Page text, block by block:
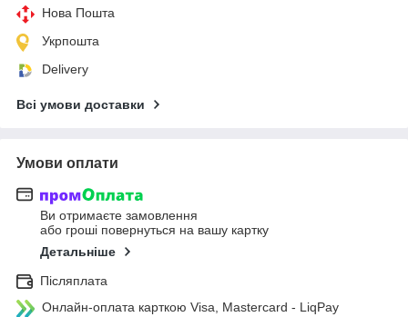
Нова Пошта
Укрпошта
Delivery
Всі умови доставки
Умови оплати
Ви отримаєте замовлення
або гроші повернуться на вашу картку
Детальніше
Післяплата
Онлайн-оплата карткою Visa, Mastercard - LiqPay